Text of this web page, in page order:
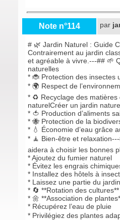
Note n°114 par
# 🌿 Jardin Naturel : Guide
Contrairement au jardin
et agréable à vivre.---## 🌱
naturelles
* 🐞 Protection des insectes
* 🌍 Respect de
* ♻️ Recyclage des matières
naturelCréer un jardin
* 🍅 Production d’aliments
* 🐝 Protection de la
* 💧 Économie d’eau grâce
* 🧘 Bien-être et
aidera à choisir les bonnes
* Ajoutez du fumier naturel
* Évitez les engrais
* Installez des hôtels à
* Laissez une partie du
* 🔄 **Rotation des cultures**
* 🌼 **Association de
* Récupérez l’eau de pluie
* Privilégiez des plantes